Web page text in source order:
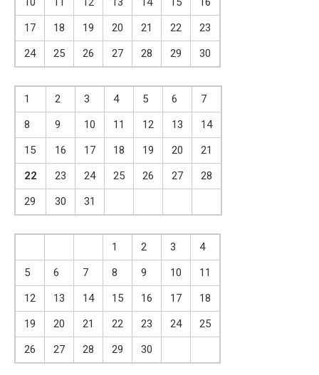
17
18 19 20 21 22
23
24
25 26 27 28 29 30
1 2 3 4 5 6
7
8
9 10 11 12 13
14
15
16 17 18 19 20
21
22
23 24 25 26 27
28
29
30 31
1 2 3
4
5
6 7 8 9 10
11
12
13 14 15 16 17
18
19
20 21 22 23 24
25
26
27 28 29 30